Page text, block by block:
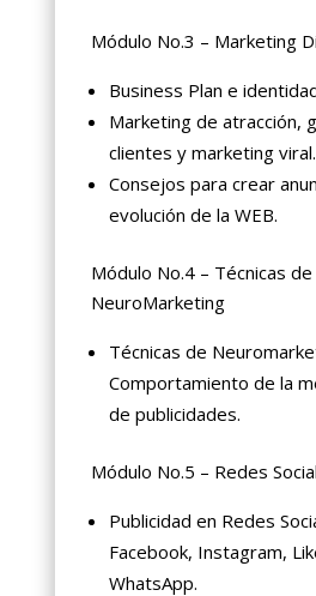
Módulo No.3 – Marketing
Business Plan e
Marketing de atracción,
clientes y marketing viral.
Consejos para crear
evolución de la WEB.
Módulo No.4 – Técnicas de
NeuroMarketing
Técnicas de
Comportamiento de la
de publicidades.
Módulo No.5 – Redes
Publicidad en Redes
Facebook, Instagram,
WhatsApp.